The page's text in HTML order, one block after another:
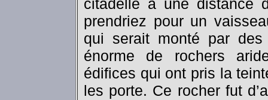
citadelle à une distance
prendriez pour un
qui serait monté par des
énorme de rochers
édifices qui ont pris la
les porte. Ce rocher fut